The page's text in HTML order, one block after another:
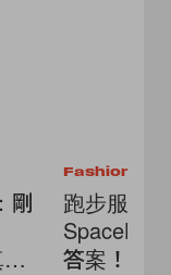
剛
Fashion
跑步服也
答案！